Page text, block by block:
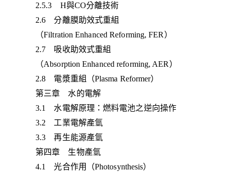
2.5.3 H與CO分離技術
2.6 分離膜助效式重組
（Filtration Enhanced Reforming, FER）
2.7 吸收助效式重組
（Absorption Enhanced reforming, AER）
2.8 電漿重組（Plasma Reformer）
第三章 水的電解
3.1 水電解原理：燃料電池之逆向操作
3.2 工業電解產氫
3.3 再生能源產氫
第四章 生物產氫
4.1 光合作用（Photosynthesis）